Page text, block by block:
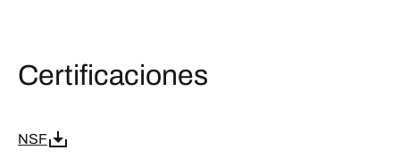
Certificaciones
NSF